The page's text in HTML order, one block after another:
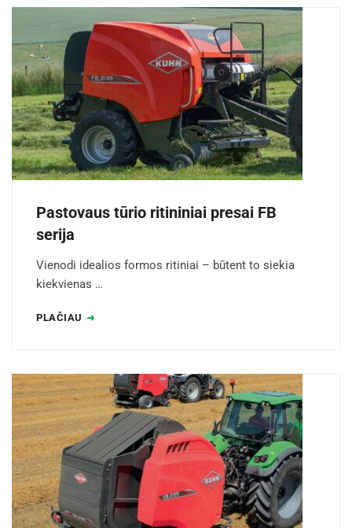
Pastovaus tūrio ritininiai presai FB
serija
Vienodi idealios formos ritiniai – būtent to siekia
kiekvienas …
PLAČIAU